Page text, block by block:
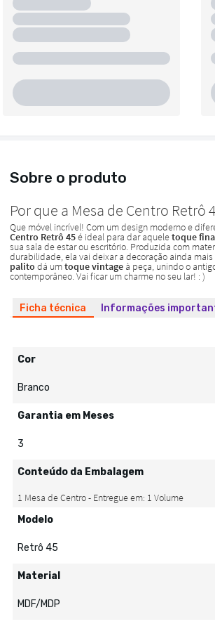
Sobre o produto
Ficha técnica Informações
Cor
Branco
Garantia em Meses
3
Conteúdo da Embalagem
Modelo
Retrô 45
Material
MDF/MDP